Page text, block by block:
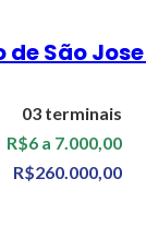
São
03 terminais
R$6 a 7.000,00
R$260.000,00